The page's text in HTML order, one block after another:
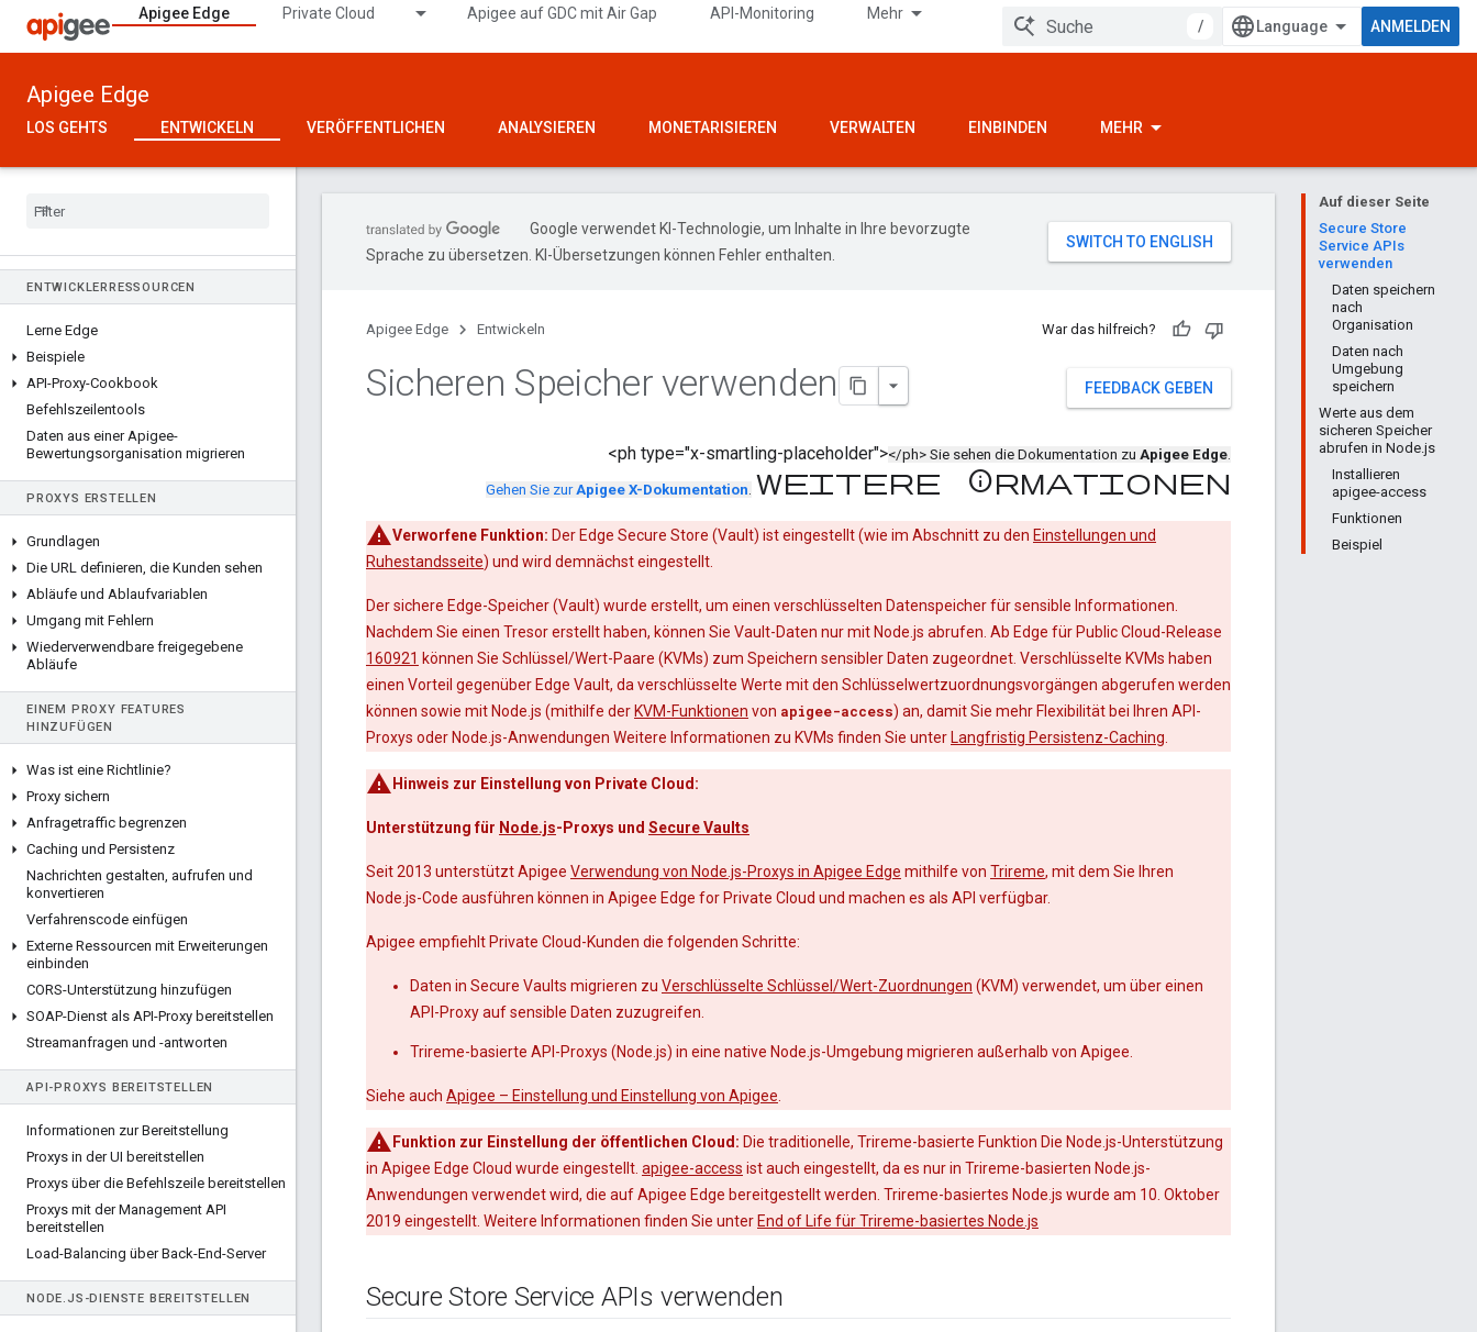
Apigee Edge Private Cloud Apigee auf GDC mit Air Gap API-Monitoring Mehr
/ ANMELDEN
Apigee Edge
LOS GEHTS ENTWICKELN VERÖFFENTLICHEN ANALYSIEREN MONETARISIEREN VERWALTEN EINBINDEN MEHR
ENTWICKLERRESSOURCEN
Lerne Edge
Beispiele
API-Proxy-Cookbook
Befehlszeilentools
Daten aus einer Apigee-
Bewertungsorganisation migrieren
PROXYS ERSTELLEN
Grundlagen
Die URL definieren, die Kunden sehen
Abläufe und Ablaufvariablen
Umgang mit Fehlern
Wiederverwendbare freigegebene
Abläufe
EINEM PROXY FEATURES
HINZUFÜGEN
Was ist eine Richtlinie?
Proxy sichern
Anfragetraffic begrenzen
Caching und Persistenz
Nachrichten gestalten, aufrufen und
konvertieren
Verfahrenscode einfügen
Externe Ressourcen mit Erweiterungen
einbinden
CORS-Unterstützung hinzufügen
SOAP-Dienst als API-Proxy bereitstellen
Streamanfragen und -antworten
API-PROXYS BEREITSTELLEN
Informationen zur Bereitstellung
Proxys in der UI bereitstellen
Proxys über die Befehlszeile bereitstellen
Proxys mit der Management API
bereitstellen
Load-Balancing über Back-End-Server
NODE. JS-DIENSTE BEREITSTELLEN
Auf dieser Seite
Secure Store
Service APIs
verwenden
Daten speichern
nach
Organisation
Daten nach
Umgebung
speichern
Werte aus dem
sicheren Speicher
abrufen in Node.js
Installieren
apigee-access
Funktionen
Beispiel
Google verwendet KI-Technologie, um Inhalte in Ihre bevorzugte
Sprache zu übersetzen. KI-Übersetzungen können Fehler enthalten.
Apigee Edge Entwickeln War das hilfreich?
FEEDBACK GEBEN
Sicheren Speicher verwenden
<ph type="x-smartling-placeholder"></ph> Sie sehen die Dokumentation zu Apigee Edge.
Gehen Sie zurApigee X-Dokumentation. Weitere Informationen
Verworfene Funktion: Der Edge Secure Store (Vault) ist eingestellt (wie im Abschnitt zu den Einstellungen und
Ruhestandsseite) und wird demnächst eingestellt.
Der sichere Edge-Speicher (Vault) wurde erstellt, um einen verschlüsselten Datenspeicher für sensible Informationen.
Nachdem Sie einen Tresor erstellt haben, können Sie Vault-Daten nur mit Node.js abrufen. Ab Edge für Public Cloud-Release
160921 können Sie Schlüssel/Wert-Paare (KVMs) zum Speichern sensibler Daten zugeordnet. Verschlüsselte KVMs haben
einen Vorteil gegenüber Edge Vault, da verschlüsselte Werte mit den Schlüsselwertzuordnungsvorgängen abgerufen werden
können sowie mit Node.js (mithilfe der KVM-Funktionen von apigee-access) an, damit Sie mehr Flexibilität bei Ihren API-
Proxys oder Node.js-Anwendungen Weitere Informationen zu KVMs finden Sie unter Langfristig Persistenz-Caching
Hinweis zur Einstellung von Private Cloud:
Unterstützung für Node.js-Proxys und Secure Vaults
Seit 2013 unterstützt Apigee Verwendung von Node.js-Proxys in Apigee Edge mithilfe von Trireme, mit dem Sie Ihren
Node.js-Code ausführen können in Apigee Edge for Private Cloud und machen es als API verfügbar.
Apigee empfiehlt Private Cloud-Kunden die folgenden Schritte:
Daten in Secure Vaults migrieren zu Verschlüsselte Schlüssel/Wert-Zuordnungen (KVM) verwendet, um über einen
API-Proxy auf sensible Daten zuzugreifen.
Trireme-basierte API-Proxys (Node.js) in eine native Node.js-Umgebung migrieren außerhalb von Apigee.
Siehe auch Apigee – Einstellung und Einstellung von Apigee
Funktion zur Einstellung der öffentlichen Cloud: Die traditionelle, Trireme-basierte Funktion Die Node.js-Unterstützung
in Apigee Edge Cloud wurde eingestellt. apigee-access ist auch eingestellt, da es nur in Trireme-basierten Node.js-
Anwendungen verwendet wird, die auf Apigee Edge bereitgestellt werden. Trireme-basiertes Node.js wurde am 10. Oktober
2019 eingestellt. Weitere Informationen finden Sie unter End of Life für Trireme-basiertes Node.js
Secure Store Service APIs verwenden